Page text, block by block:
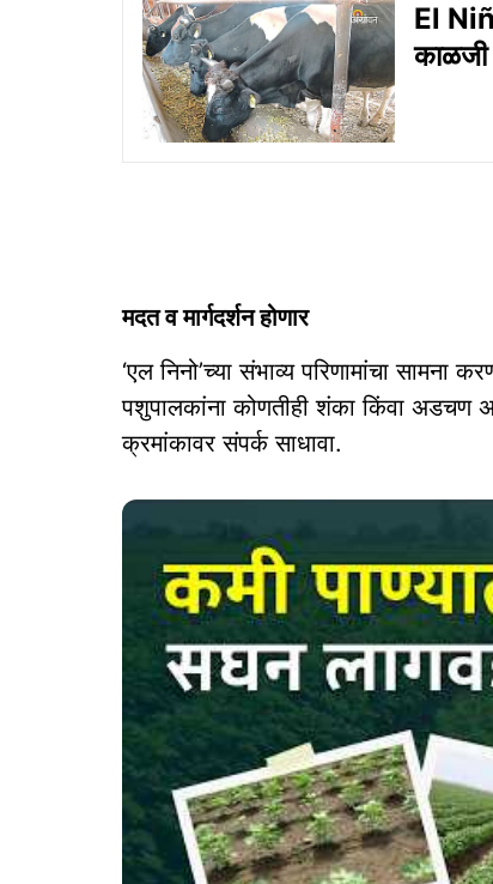
El
काळजी
मदत व मार्गदर्शन होणार
‘एल निनो’च्या संभाव्य परिणामांचा सामना
पशुपालकांना कोणतीही शंका किंवा अडचण
क्रमांकावर संपर्क साधावा.